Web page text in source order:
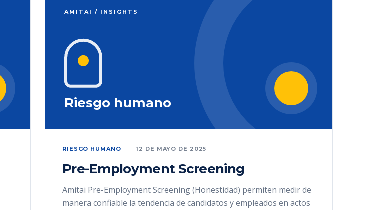
AMITAI / INSIGHTS
Riesgo humano
RIESGO HUMANO 12 DE MAYO DE 2025
Pre-Employment Screening
Amitai Pre-Employment Screening (Honestidad) permiten medir de
manera confiable la tendencia de candidatos y empleados en actos